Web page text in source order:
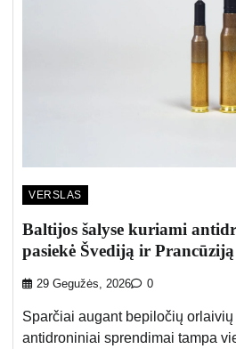
VERSLAS
Baltijos šalyse kuriami
pasiekė Švediją ir Prancūziją
29 Gegužės, 2026 0
Sparčiai augant bepiločių
antidroniniai sprendimai tampa